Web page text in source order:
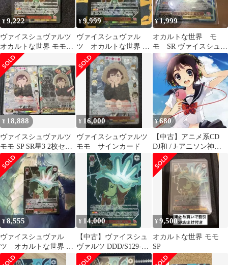
¥9,222
ヴァイスシュヴァルツ
オカルトな世界 モモ
SP サイン ダンダダン
¥9,999
ヴァイスシュヴァル
ツ オカルトな世界 モ
モ SP サイン
¥1,999
オカルトな世界 モ
モ SR ヴァイスシュヴ
ァルツ ダンダダン
¥ 18,888
ヴァイスシュヴァルツ
モモ SP SR星3 2枚セッ
ト
¥ 16,000
ヴァイスシュヴァルツ
モモ サインカード
¥680
【中古】アニメ系CD
DJ和 / J-アニソン神曲
祭り3 [DJ和 in No.1 胸
熱 MIX]
¥8,555
ヴァイスシュヴァル
ツ オカルトな世界 モ
モ SP サイン
¥ 14,000
【中古】ヴァイスシュ
ヴァルツ DDD/S129-
044SP[SP]：(ホロ)オカ
¥9,500
オカルトな世界 モモ
SP